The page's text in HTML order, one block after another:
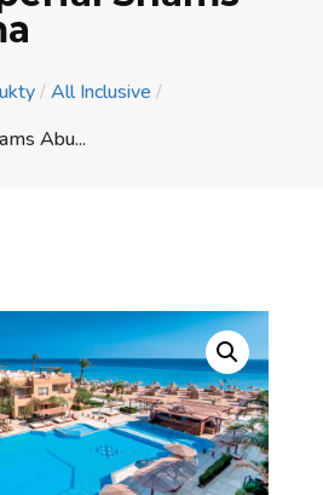
/All Inclusive /
Abu...